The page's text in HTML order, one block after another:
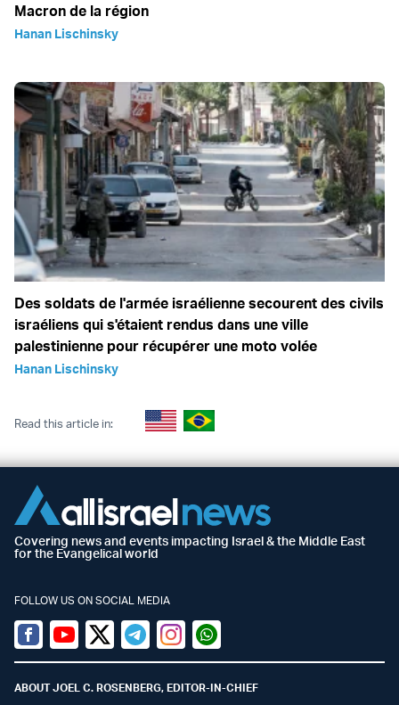
Macron de la région
Hanan Lischinsky
Des soldats de l'armée israélienne secourent des civils
israéliens qui s'étaient rendus dans une ville
palestinienne pour récupérer une moto volée
Hanan Lischinsky
Read this article in:
Covering news and events impacting Israel & the Middle East
for the Evangelical world
FOLLOW US ON SOCIAL MEDIA
Facebook
YoutubeTwitter (X)
TelegramInstagramWhatsapp
ABOUT JOEL C. ROSENBERG, EDITOR-IN-CHIEF